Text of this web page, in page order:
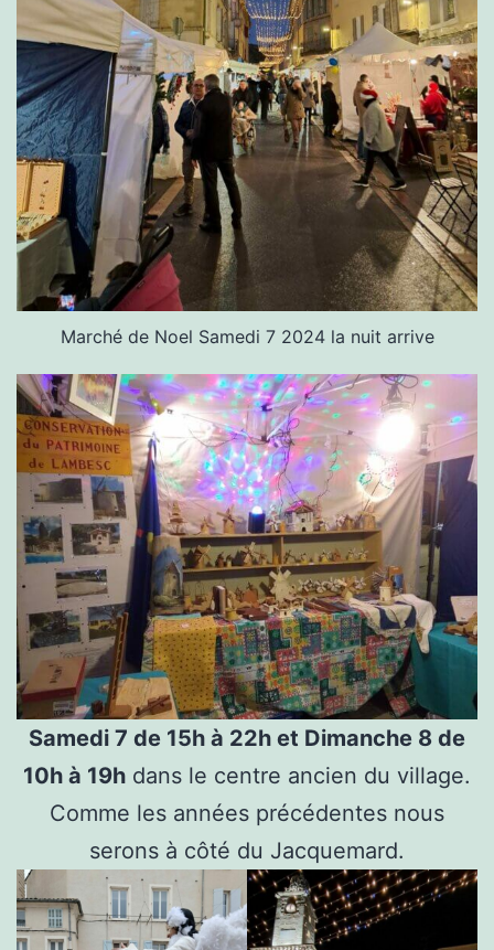
Marché de Noel Samedi 7 2024 la nuit arrive
Samedi 7 de 15h à 22h et Dimanche 8 de
10h à 19h dans le centre ancien du village.
Comme les années précédentes nous
serons à côté du Jacquemard.